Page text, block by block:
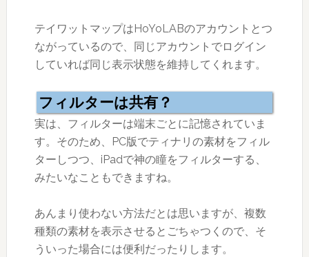
テイワットマップはHoYoLABのアカウントとつ
ながっているので、同じアカウントでログイン
していれば同じ表示状態を維持してくれます。
フィルターは共有？
実は、フィルターは端末ごとに記憶されていま
す。そのため、PC版でティナリの素材をフィル
ターしつつ、iPadで神の瞳をフィルターする、
みたいなこともできますね。
あんまり使わない方法だとは思いますが、複数
種類の素材を表示させるとごちゃつくので、そ
ういった場合には便利だったりします。